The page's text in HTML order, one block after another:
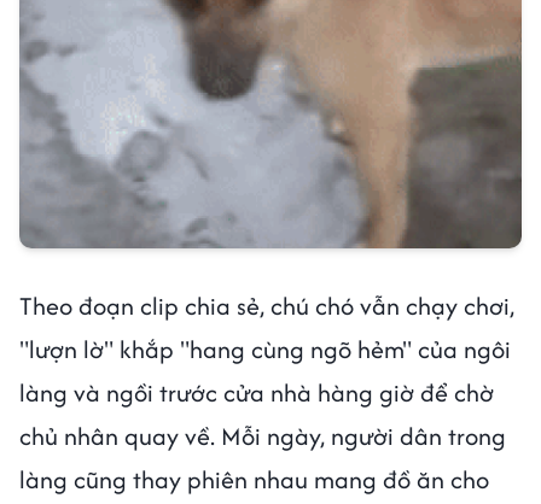
Theo đoạn clip chia sẻ, chú chó vẫn chạy chơi,
"lượn lờ" khắp "hang cùng ngõ hẻm" của ngôi
làng và ngồi trước cửa nhà hàng giờ để chờ
chủ nhân quay về. Mỗi ngày, người dân trong
làng cũng thay phiên nhau mang đồ ăn cho